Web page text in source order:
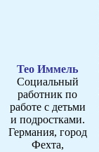
Тео Иммель
Социальный
работник по
работе с детьми
и подростками.
Германия, город
Фехта,